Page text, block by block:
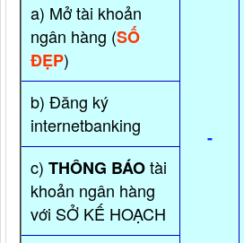
-
a) Mở tài khoản
ngân hàng (SỐ
ĐẸP)
b) Đăng ký
internetbanking
c) THÔNG BÁOtài
khoản ngân hàng
với SỞ KẾ HOẠCH